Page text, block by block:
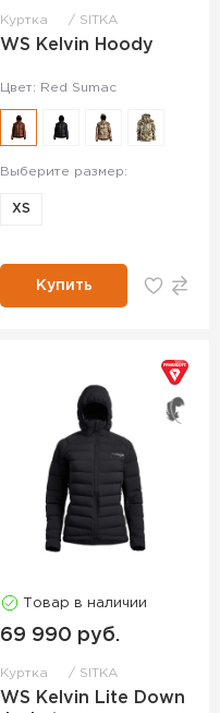
Куртка SITKA
WS Kelvin Hoody
Цвет: Red Sumac
Выберите размер:
XS
Купить
Товар в наличии
69 990 руб.
Куртка SITKA
WS Kelvin Lite Down